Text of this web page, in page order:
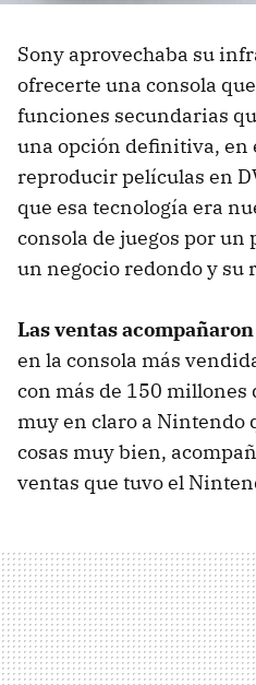
Sony aprovechaba su
ofrecerte una consola
funciones secundarias
una opción definitiva, en
reproducir películas en
que esa tecnología era
consola de juegos por
un negocio redondo y su
Las ventas acompañaron
en la consola más
con más de 150 millones
muy en claro a Nintendo
cosas muy bien,
ventas que tuvo el